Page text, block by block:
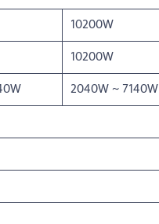
10200W
10200W
2040W ~ 7140W